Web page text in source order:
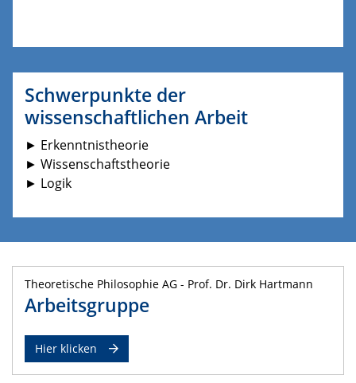
Schwerpunkte der
wissenschaftlichen Arbeit
► Erkenntnistheorie
► Wissenschaftstheorie
► Logik
Theoretische Philosophie AG - Prof. Dr. Dirk Hartmann
Arbeitsgruppe
Hier klicken